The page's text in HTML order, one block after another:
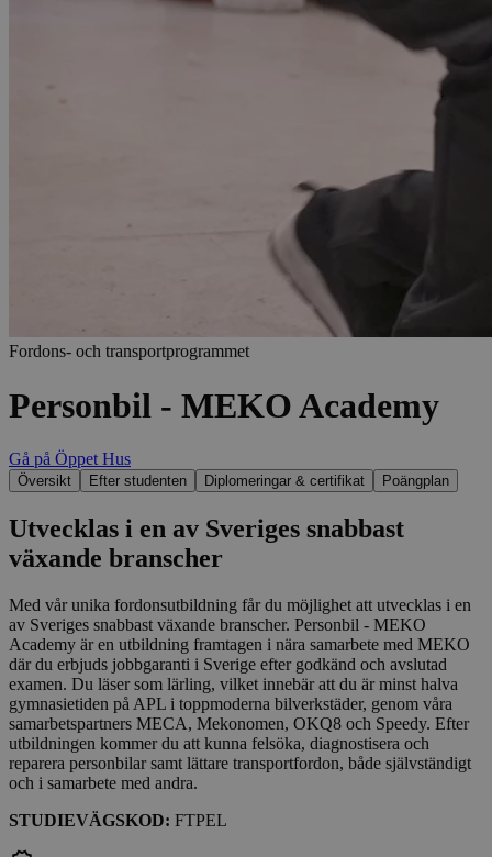
Fordons- och transportprogrammet
Personbil - MEKO Academy
Gå på Öppet Hus
Översikt Efter studenten Diplomeringar & certifikat Poängplan
Utvecklas i en av Sveriges snabbast
växande branscher
Med vår unika fordonsutbildning får du möjlighet att utvecklas i en
av Sveriges snabbast växande branscher. Personbil - MEKO
Academy är en utbildning framtagen i nära samarbete med MEKO
där du erbjuds jobbgaranti i Sverige efter godkänd och avslutad
examen. Du läser som lärling, vilket innebär att du är minst halva
gymnasietiden på APL i toppmoderna bilverkstäder, genom våra
samarbetspartners MECA, Mekonomen, OKQ8 och Speedy. Efter
utbildningen kommer du att kunna felsöka, diagnostisera och
reparera personbilar samt lättare transportfordon, både självständigt
och i samarbete med andra.
STUDIEVÄGSKOD: FTPEL